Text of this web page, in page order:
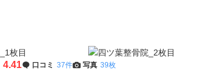
4.41 口コミ 37件 写真 39枚